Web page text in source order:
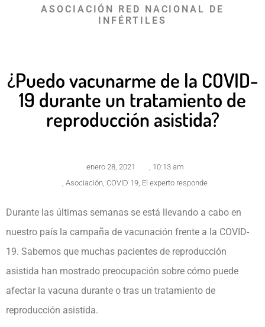
ASOCIACIÓN RED NACIONAL DE
INFÉRTILES
¿Puedo vacunarme de la COVID-
19 durante un tratamiento de
reproducción asistida?
enero 28, 2021 , 10:13 am
, Asociación, COVID 19, El experto responde
Durante las últimas semanas se está llevando a cabo en
nuestro país la campaña de vacunación frente a la COVID-
19. Sabemos que muchas pacientes de reproducción
asistida han mostrado preocupación sobre cómo puede
afectar la vacuna durante o tras un tratamiento de
reproducción asistida.